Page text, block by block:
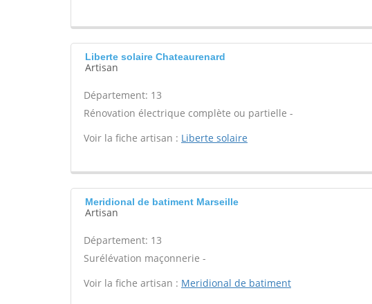
Liberte solaire Chateaurenard
Artisan
Département: 13
Rénovation électrique complète ou partielle -
Voir la fiche artisan : Liberte solaire
Meridional de batiment Marseille
Artisan
Département: 13
Surélévation maçonnerie -
Voir la fiche artisan : Meridional de batiment